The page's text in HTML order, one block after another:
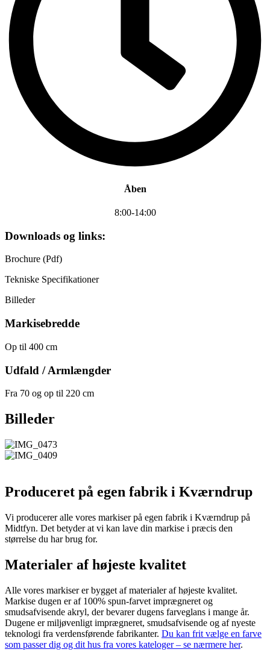
Åben
8:00-14:00
Downloads og links:
Brochure (Pdf)
Tekniske Specifikationer
Billeder
Markisebredde
Op til 400 cm
Udfald / Armlængder
Fra 70 og op til 220 cm
Billeder
Produceret på egen fabrik i Kværndrup
Vi producerer alle vores markiser på egen fabrik i Kværndrup på
Midtfyn. Det betyder at vi kan lave din markise i præcis den
størrelse du har brug for.
Materialer af højeste kvalitet
Alle vores markiser er bygget af materialer af højeste kvalitet.
Markise dugen er af 100% spun-farvet imprægneret og
smudsafvisende akryl, der bevarer dugens farveglans i mange år.
Dugene er miljøvenligt imprægneret, smudsafvisende og af nyeste
teknologi fra verdensførende fabrikanter. Du kan frit vælge en farve
som passer dig og dit hus fra vores kateloger – se nærmere her.